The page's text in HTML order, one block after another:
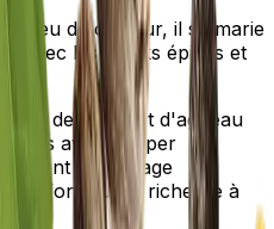
peu de chaleur, il se marie
avec les steaks épicés et
de bœuf et d'agneau
avec Pepper
de glaçage
profondeur et richesse à